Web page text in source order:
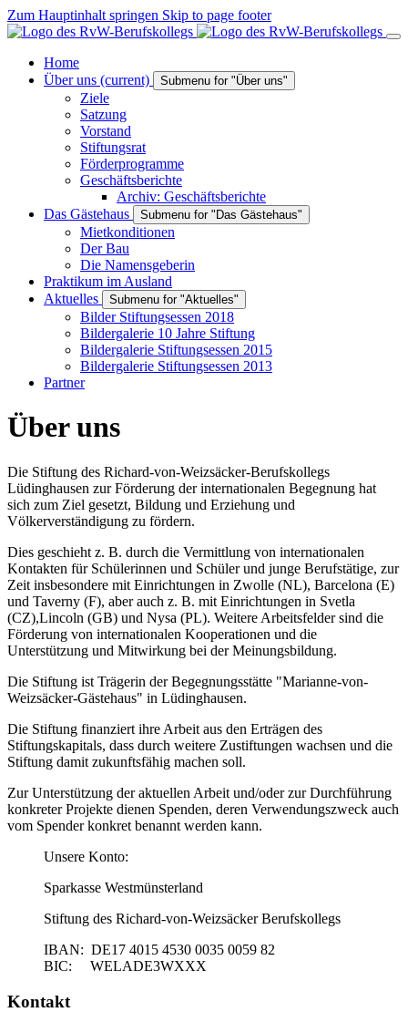
Zum Hauptinhalt springen Skip to page footer
Home
Über uns (current) Submenu for "Über uns"
Ziele
Satzung
Vorstand
Stiftungsrat
Förderprogramme
Geschäftsberichte
Archiv: Geschäftsberichte
Das Gästehaus
Submenu for "Das Gästehaus"
Mietkonditionen
Der Bau
Die Namensgeberin
Praktikum im Ausland
Aktuelles
Submenu for "Aktuelles"
Bilder Stiftungsessen 2018
Bildergalerie 10 Jahre Stiftung
Bildergalerie Stiftungsessen 2015
Bildergalerie Stiftungsessen 2013
Partner
Über uns
Die Stiftung des Richard-von-Weizsäcker-Berufskollegs
Lüdinghausen zur Förderung der internationalen Begegnung hat
sich zum Ziel gesetzt, Bildung und Erziehung und
Völkerverständigung zu fördern.
Dies geschieht z. B. durch die Vermittlung von internationalen
Kontakten für Schülerinnen und Schüler und junge Berufstätige, zur
Zeit insbesondere mit Einrichtungen in Zwolle (NL), Barcelona (E)
und Taverny (F), aber auch z. B. mit Einrichtungen in Svetla
(CZ),Lincoln (GB) und Nysa (PL). Weitere Arbeitsfelder sind die
Förderung von internationalen Kooperationen und die
Unterstützung und Mitwirkung bei der Meinungsbildung.
Die Stiftung ist Trägerin der Begegnungsstätte "Marianne-von-
Weizsäcker-Gästehaus" in Lüdinghausen.
Die Stiftung finanziert ihre Arbeit aus den Erträgen des
Stiftungskapitals, dass durch weitere Zustiftungen wachsen und die
Stiftung damit zukunftsfähig machen soll.
Zur Unterstützung der aktuellen Arbeit und/oder zur Durchführung
konkreter Projekte dienen Spenden, deren Verwendungszweck auch
vom Spender konkret benannt werden kann.
Unsere Konto:
Sparkasse Westmünsterland
Stiftung des Richard-von-Weizsäcker Berufskollegs
IBAN: DE17 4015 4530 0035 0059 82
BIC: WELADE3WXXX
Kontakt